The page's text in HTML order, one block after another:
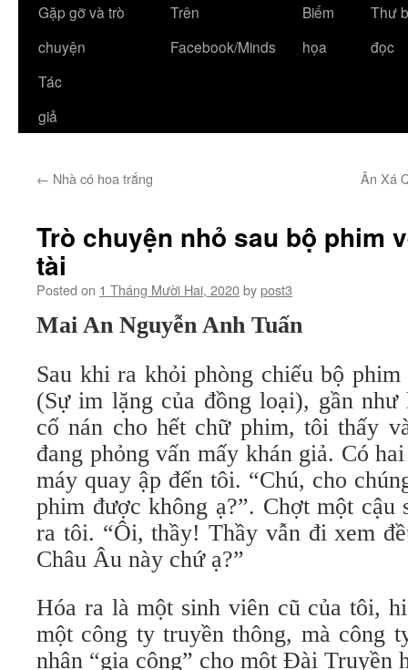
Gặp gỡ và trò
chuyện
Trên
Facebook/Minds
Biếm
họa
Thư
đọc
Tác
giả
← Nhà có hoa trắng Ân Xá
Trò chuyện nhỏ sau bộ phim
tài
Posted on 1 Tháng Mười Hai, 2020bypost3
Mai An Nguyễn Anh Tuấn
Sau khi ra khỏi phòng chiếu bộ phim
(Sự im lặng của đồng loại), gần
cố nán cho hết chữ phim, tôi thấy
đang phỏng vấn mấy khán giả. Có
máy quay ập đến tôi. “Chú, cho
phim được không ạ?”. Chợt một cậu
ra tôi. “Ôi, thầy! Thầy vẫn đi xem
Châu Âu này chứ ạ?”
Hóa ra là một sinh viên cũ của tôi,
một công ty truyền thông, mà công
nhận “gia công” cho một Đài Truyền